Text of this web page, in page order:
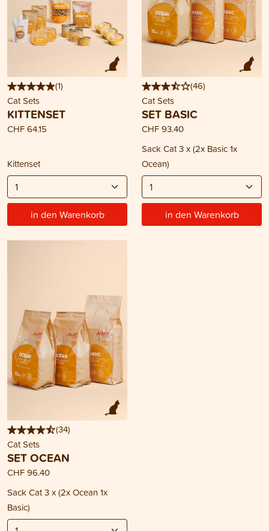
(1)
Cat Sets
KITTENSET
CHF 64.15
Kittenset
in den Warenkorb
(46)
Cat Sets
SET BASIC
CHF 93.40
Sack Cat 3 x (2x Basic 1x
Ocean)
in den Warenkorb
(34)
Cat Sets
SET OCEAN
CHF 96.40
Sack Cat 3 x (2x Ocean 1x
Basic)